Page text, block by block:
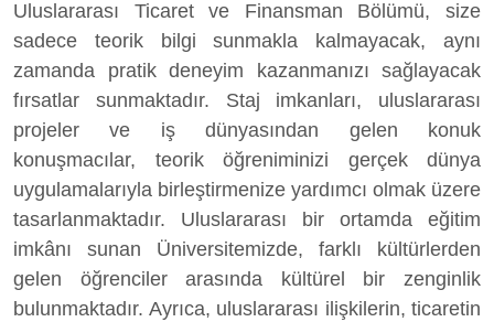
Uluslararası Ticaret ve Finansman Bölümü, size
sadece teorik bilgi sunmakla kalmayacak, aynı
zamanda pratik deneyim kazanmanızı sağlayacak
fırsatlar sunmaktadır. Staj imkanları, uluslararası
projeler ve iş dünyasından gelen konuk
konuşmacılar, teorik öğreniminizi gerçek dünya
uygulamalarıyla birleştirmenize yardımcı olmak üzere
tasarlanmaktadır. Uluslararası bir ortamda eğitim
imkânı sunan Üniversitemizde, farklı kültürlerden
gelen öğrenciler arasında kültürel bir zenginlik
bulunmaktadır. Ayrıca, uluslararası ilişkilerin, ticaretin